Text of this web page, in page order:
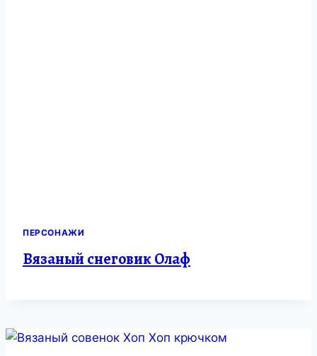
ПЕРСОНАЖИ
Вязаный снеговик Олаф